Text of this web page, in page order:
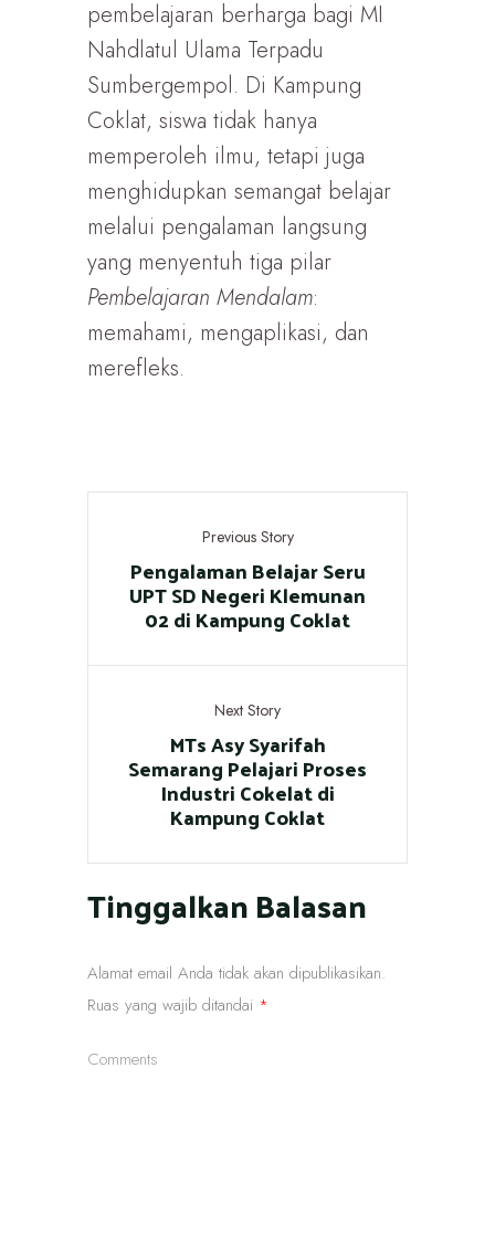
pembelajaran berharga bagi MI
Nahdlatul Ulama Terpadu
Sumbergempol. Di Kampung
Coklat, siswa tidak hanya
memperoleh ilmu, tetapi juga
menghidupkan semangat belajar
melalui pengalaman langsung
yang menyentuh tiga pilar
Pembelajaran Mendalam:
memahami, mengaplikasi, dan
merefleks.
Previous Story
Pengalaman Belajar Seru
UPT SD Negeri Klemunan
02 di Kampung Coklat
Next Story
MTs Asy Syarifah
Semarang Pelajari Proses
Industri Cokelat di
Kampung Coklat
Tinggalkan Balasan
Alamat email Anda tidak akan dipublikasikan.
Ruas yang wajib ditandai *